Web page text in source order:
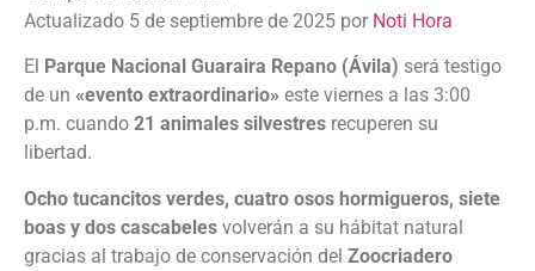
Actualizado 5 de septiembre de 2025 por Noti Hora
El Parque Nacional Guaraira Repano (Ávila) será testigo
de un «evento extraordinario» este viernes a las 3:00
p.m. cuando 21 animales silvestres recuperen su
libertad.
Ocho tucancitos verdes, cuatro osos hormigueros, siete
boas y dos cascabeles volverán a su hábitat natural
gracias al trabajo de conservación del Zoocriadero